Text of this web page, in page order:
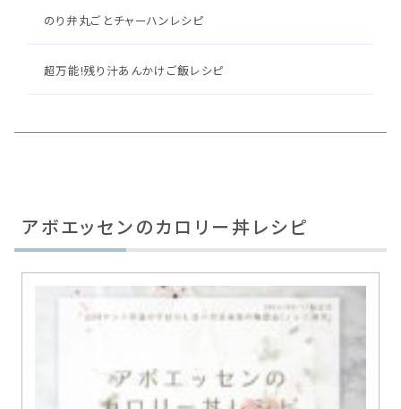
のり弁丸ごとチャーハンレシピ
超万能!残り汁あんかけご飯レシピ
アボエッセンのカロリー丼レシピ